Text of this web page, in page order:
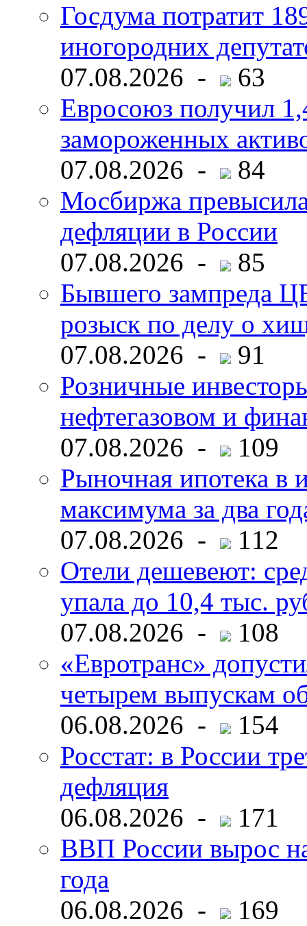
Госдума потратит
иногородних
07.08.2026 -
63
Евросоюз получил
замороженных
07.08.2026 -
84
Мосбиржа
дефляции в России
07.08.2026 -
85
Бывшего зампреда
розыск по делу о
07.08.2026 -
91
Розничные
нефтегазовом и
07.08.2026 -
109
Рыночная ипотека в
максимума за два
07.08.2026 -
112
Отели дешевеют:
упала до 10,4 тыс.
07.08.2026 -
108
«Евротранс»
четырем выпускам
06.08.2026 -
154
Росстат: в России
дефляция
06.08.2026 -
171
ВВП России вырос
года
06.08.2026 -
169